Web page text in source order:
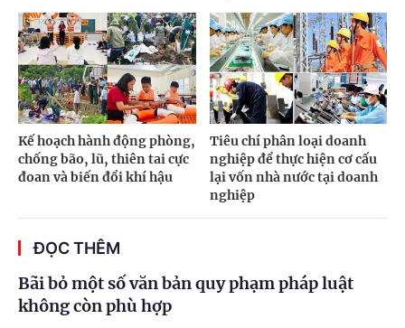
Kế hoạch hành động phòng,
chống bão, lũ, thiên tai cực
đoan và biến đổi khí hậu
Tiêu chí phân loại doanh
nghiệp để thực hiện cơ cấu
lại vốn nhà nước tại doanh
nghiệp
ĐỌC THÊM
Bãi bỏ một số văn bản quy phạm pháp luật
không còn phù hợp